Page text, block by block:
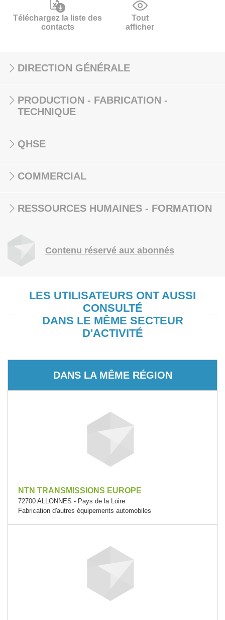
Téléchargez la liste des
contacts
Tout
afficher
DIRECTION GÉNÉRALE
PRODUCTION - FABRICATION -
TECHNIQUE
QHSE
COMMERCIAL
RESSOURCES HUMAINES - FORMATION
Contenu réservé aux abonnés
LES UTILISATEURS ONT AUSSI
CONSULTÉ
DANS LE MÊME SECTEUR
D'ACTIVITÉ
DANS LA MÊME RÉGION
NTN TRANSMISSIONS EUROPE
72700 ALLONNES - Pays de la Loire
Fabrication d'autres équipements automobiles